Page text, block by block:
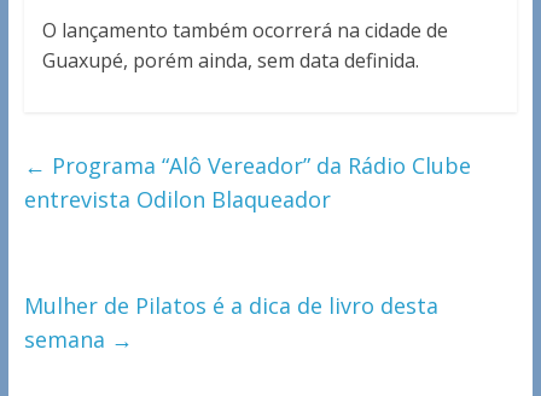
O lançamento também ocorrerá na cidade de
Guaxupé, porém ainda, sem data definida.
← Programa “Alô Vereador” da Rádio Clube
entrevista Odilon Blaqueador
Mulher de Pilatos é a dica de livro desta
semana →